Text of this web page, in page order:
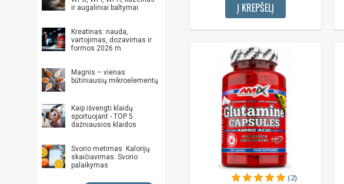
ir augaliniai baltymai
Kreatinas: nauda,
vartojimas, dozavimas ir
formos 2026 m.
Magnis – vienas
būtiniausių mikroelementų
Kaip išvengti klaidų
sportuojant - TOP 5
dažniausios klaidos
Svorio metimas. Kalorijų
skaičiavimas. Svorio
palaikymas
Į KREPŠELĮ
(2)